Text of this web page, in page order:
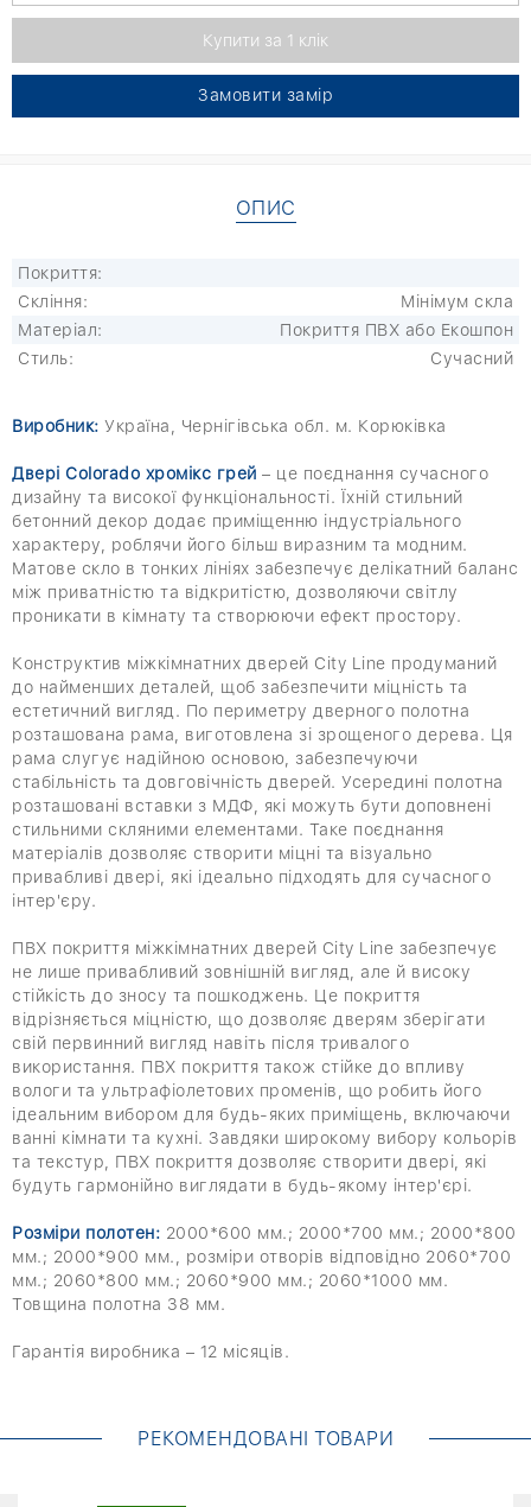
Замовити замір
ОПИС
Покриття:
Скління:
Мінімум скла
Матеріал:
Покриття ПВХ або Екошпон
Стиль:
Сучасний
Виробник: Україна, Чернігівська обл. м. Корюківка
Двері Colorado хромікс грей – це поєднання сучасного
дизайну та високої функціональності. Їхній стильний
бетонний декор додає приміщенню індустріального
характеру, роблячи його більш виразним та модним.
Матове скло в тонких лініях забезпечує делікатний баланс
між приватністю та відкритістю, дозволяючи світлу
проникати в кімнату та створюючи ефект простору.
Конструктив міжкімнатних дверей City Line продуманий
до найменших деталей, щоб забезпечити міцність та
естетичний вигляд. По периметру дверного полотна
розташована рама, виготовлена зі зрощеного дерева. Ця
рама слугує надійною основою, забезпечуючи
стабільність та довговічність дверей. Усередині полотна
розташовані вставки з МДФ, які можуть бути доповнені
стильними скляними елементами. Таке поєднання
матеріалів дозволяє створити міцні та візуально
привабливі двері, які ідеально підходять для сучасного
інтер'єру.
ПВХ покриття міжкімнатних дверей City Line забезпечує
не лише привабливий зовнішній вигляд, але й високу
стійкість до зносу та пошкоджень. Це покриття
відрізняється міцністю, що дозволяє дверям зберігати
свій первинний вигляд навіть після тривалого
використання. ПВХ покриття також стійке до впливу
вологи та ультрафіолетових променів, що робить його
ідеальним вибором для будь-яких приміщень, включаючи
ванні кімнати та кухні. Завдяки широкому вибору кольорів
та текстур, ПВХ покриття дозволяє створити двері, які
будуть гармонійно виглядати в будь-якому інтер'єрі.
Розміри полотен: 2000*600 мм.; 2000*700 мм.; 2000*800
мм.; 2000*900 мм., розміри отворів відповідно 2060*700
мм.; 2060*800 мм.; 2060*900 мм.; 2060*1000 мм.
Товщина полотна 38 мм.
Гарантія виробника – 12 місяців.
РЕКОМЕНДОВАНІ ТОВАРИ